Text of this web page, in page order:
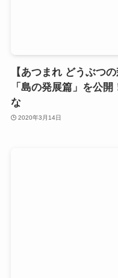
【あつまれ どうぶつ
「島の発展篇」を公
な
2020年3月14日